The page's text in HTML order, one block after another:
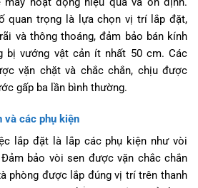
quan trọng là lựa chọn vị trí lắp đặt,
và thông thoáng, đảm bảo bán kính
bị vướng vật cản ít nhất 50 cm. Các
vặn chặt và chắc chắn, chịu được
gấp ba lần bình thường.
và các phụ kiện
lắp đặt là lắp các phụ kiện như vòi
bảo vòi sen được vặn chắc chắn
phòng được lắp đúng vị trí trên thanh